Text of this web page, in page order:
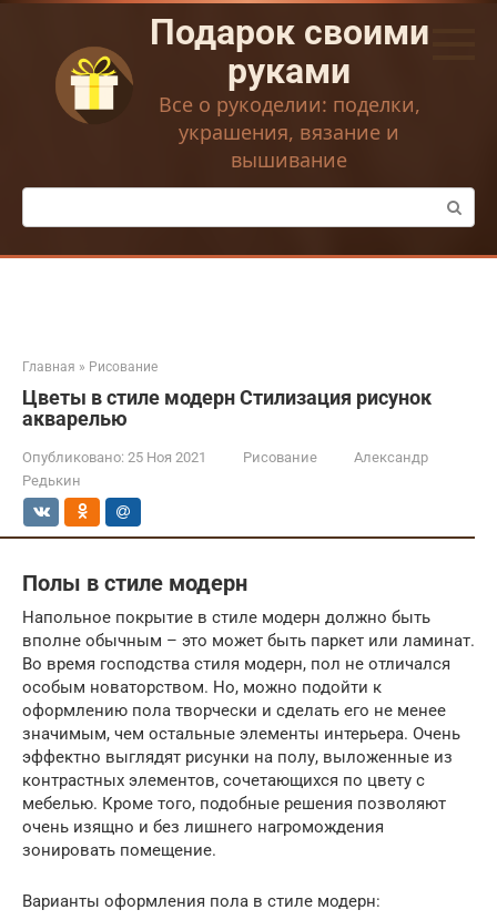
Перейти
контенту
Подарок своими
руками
Все о рукоделии: поделки,
украшения, вязание и
вышивание
Поиск:
Главная » Рисование
Цветы в стиле модерн Стилизация рисунок
акварелью
Опубликовано: 25 Ноя 2021 Рисование
Александр
Редькин
Полы в стиле модерн
Напольное покрытие в стиле модерн должно быть
вполне обычным – это может быть паркет или ламинат.
Во время господства стиля модерн, пол не отличался
особым новаторством. Но, можно подойти к
оформлению пола творчески и сделать его не менее
значимым, чем остальные элементы интерьера. Очень
эффектно выглядят рисунки на полу, выложенные из
контрастных элементов, сочетающихся по цвету с
мебелью. Кроме того, подобные решения позволяют
очень изящно и без лишнего нагромождения
зонировать помещение.
Варианты оформления пола в стиле модерн: